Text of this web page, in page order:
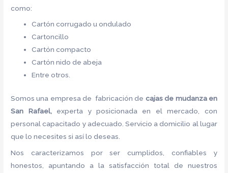
como:
Cartón corrugado u ondulado
Cartoncillo
Cartón compacto
Cartón nido de abeja
Entre otros.
Somos una empresa de fabricación de cajas de mudanza en
San Rafael, experta y posicionada en el mercado, con
personal capacitado y adecuado. Servicio a domicilio al lugar
que lo necesites si así lo deseas.
Nos caracterizamos por ser cumplidos, confiables y
honestos, apuntando a la satisfacción total de nuestros